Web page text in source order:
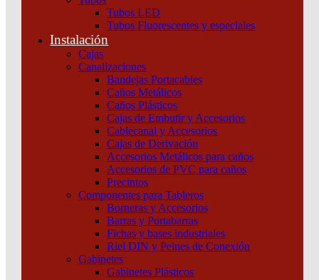
Tubos LED
Tubos Fluorescentes y especiales
Instalación
Cajas
Canalizaciones
Bandejas Portacables
Caños Metálicos
Caños Plásticos
Cajas de Embutir y Accesorios
Cablecanal y Accesorios
Cajas de Derivación
Accesorios Metálicos para caños
Accesorios de PVC para caños
Precintos
Componentes para Tableros
Borneras y Accesorios
Barras y Portabarras
Fichas y bases industriales
Riel DIN y Peines de Conexión
Gabinetes
Gabinetes Plásticos